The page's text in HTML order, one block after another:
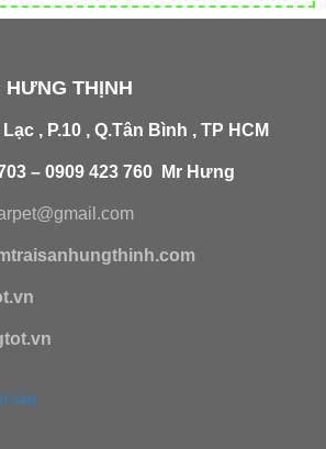
THỊNH
, P.10 , Q.Tân Bình , TP HCM
– 0909 423 760 Mr Hưng
m
sàn